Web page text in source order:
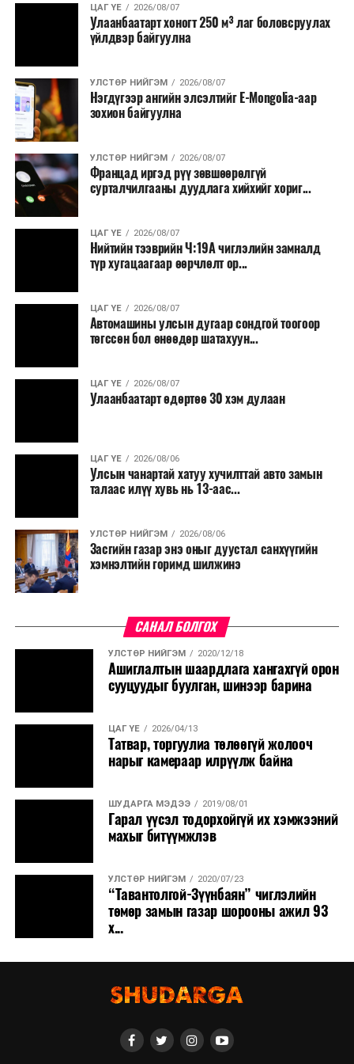
ЦАГ ҮЕ 2026/08/07
Улаанбаатарт хоногт 250 м³ лаг боловсруулах
үйлдвэр байгуулна
УЛСТӨР НИЙГЭМ 2026/08/07
Нэгдүгээр ангийн элсэлтийг E-Mongolia-аар
зохион байгуулна
УЛСТӨР НИЙГЭМ 2026/08/07
Францад иргэд рүү зөвшөөрөлгүй
сурталчилгааны дуудлага хийхийг хориг...
ЦАГ ҮЕ 2026/08/07
Нийтийн тээврийн Ч:19А чиглэлийн замналд
түр хугацаагаар өөрчлөлт ор...
ЦАГ ҮЕ 2026/08/07
Автомашины улсын дугаар сондгой тоогоор
төгссөн бол өнөөдөр шатахуун...
ЦАГ ҮЕ 2026/08/07
Улаанбаатарт өдөртөө 30 хэм дулаан
ЦАГ ҮЕ 2026/08/06
Улсын чанартай хатуу хучилттай авто замын
талаас илүү хувь нь 13-аас...
УЛСТӨР НИЙГЭМ 2026/08/06
Засгийн газар энэ оныг дуустал санхүүгийн
хэмнэлтийн горимд шилжинэ
САНАЛ БОЛГОХ
УЛСТӨР НИЙГЭМ 2020/12/18
Ашиглалтын шаардлага хангахгүй орон
сууцуудыг буулган, шинээр барина
ЦАГ ҮЕ 2026/04/13
Татвар, торгуулиа төлөөгүй жолооч
нарыг камераар илрүүлж байна
ШУДАРГА МЭДЭЭ 2019/08/01
Гарал үүсэл тодорхойгүй их хэмжээний
махыг битүүмжлэв
УЛСТӨР НИЙГЭМ 2020/07/23
“Тавантолгой-Зүүнбаян” чиглэлийн
төмөр замын газар шорооны ажил 93
х...